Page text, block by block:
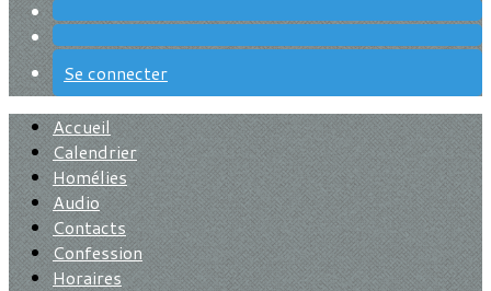
Se connecter
Accueil
Calendrier
Homélies
Audio
Contacts
Confession
Horaires